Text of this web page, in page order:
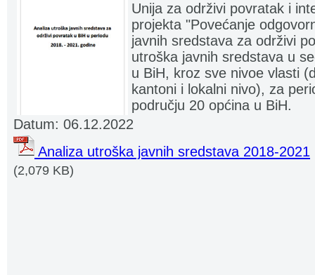
Unija za održivi povratak i
projekta "Povećanje
javnih sredstava za održivi
utroška javnih sredstava u
u BiH, kroz sve nivoe vlasti
kantoni i lokalni nivo), za
području 20 općina u BiH.
Datum: 06.12.2022
Analiza utroška javnih sredstava 2018-2021
(2,079 KB)